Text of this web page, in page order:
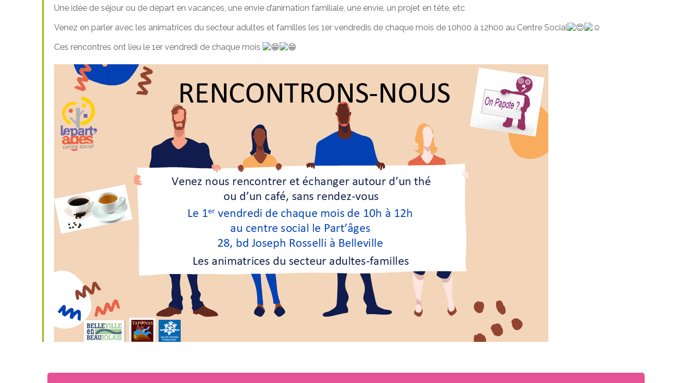
Une idée de séjour ou de départ en vacances, une envie d’animation familiale, une envie, un projet en tête, etc
Venez en parler avec les animatrices du secteur adultes et familles les 1er vendredis de chaque mois de 10h00 à 12h00 au Centre Social
Ces rencontres ont lieu le 1er vendredi de chaque mois